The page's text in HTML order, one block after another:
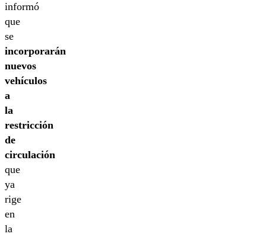
informó
que
se
incorporarán
nuevos
vehículos
a
la
restricción
de
circulación
que
ya
rige
en
la